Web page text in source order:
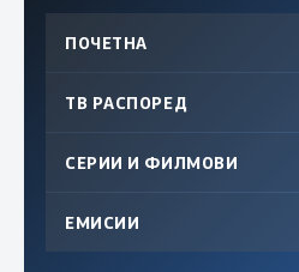
ПОЧЕТНА
ТВ РАСПОРЕД
СЕРИИ И ФИЛМОВИ
ЕМИСИИ